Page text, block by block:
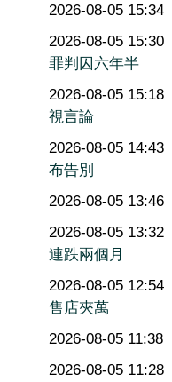
2026-08-05 15:34
2026-08-05 15:30
罪判囚六年半
2026-08-05 15:18
視言論
2026-08-05 14:43
布告別
2026-08-05 13:46
2026-08-05 13:32
連跌兩個月
2026-08-05 12:54
售店夾萬
2026-08-05 11:38
2026-08-05 11:28